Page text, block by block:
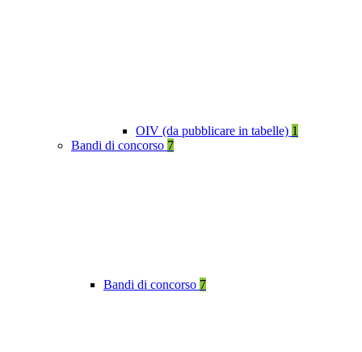
OIV (da pubblicare in tabelle) 1
Bandi di concorso 7
Bandi di concorso 7